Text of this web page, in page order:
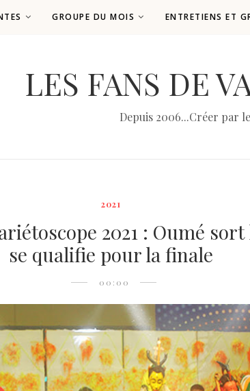
LES FANS DE
Depuis 2006...Créer par
GROUPE DU MOIS ENTRETIENS ET
2021
2021 : Oumé
se qualifie pour la finale
00:00